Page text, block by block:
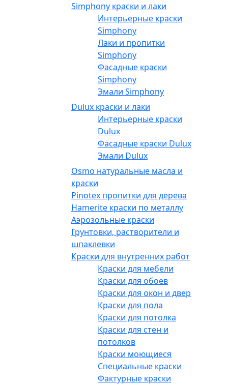
Simphony краски и лаки
Интерьерные краски
Simphony
Лаки и пропитки
Simphony
Фасадные краски
Simphony
Эмали Simphony
Dulux краски и лаки
Интерьерные краски
Dulux
Фасадные краски Dulux
Эмали Dulux
Osmo натуральные масла и
краски
Pinotex пропитки для дерева
Hamerite краски по металлу
Аэрозольные краски
Грунтовки, растворители и
шпаклевки
Краски для внутренних работ
Краски для мебели
Краски для обоев
Краски для окон и дверей
Краски для пола
Краски для потолка
Краски для стен и
потолков
Краски моющиеся
Специальные краски
Фактурные краски